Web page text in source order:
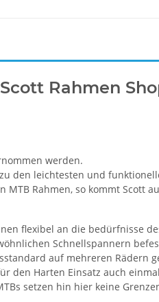
Rahmen
werden.
den leichtesten und
Rahmen, so kommt Scott
flexibel an die bedürfnisse
Schnellspannern
auf mehreren Rädern
den Harten Einsatz auch
setzen hin hier keine